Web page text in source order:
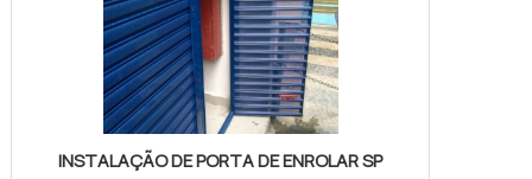
INSTALAÇÃO DE PORTA DE ENROLAR SP